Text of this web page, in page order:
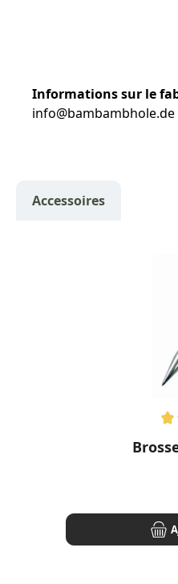
Informations sur le
info@bambambhole.de
Accessoires
Note moyenne de